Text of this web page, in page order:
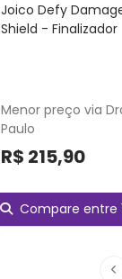
Joico Defy
Shield - Finalizador
Menor preço via
Paulo
R$ 215,90
Compare entre